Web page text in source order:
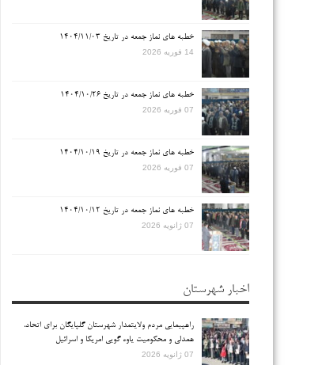
خطبه های نماز جمعه در تاریخ ۱۴۰۴/۱۱/۰۳
14 فوریه 2026
خطبه های نماز جمعه در تاریخ ۱۴۰۴/۱۰/۲۶
07 فوریه 2026
خطبه های نماز جمعه در تاریخ ۱۴۰۴/۱۰/۱۹
07 فوریه 2026
خطبه های نماز جمعه در تاریخ ۱۴۰۴/۱۰/۱۲
07 ژانویه 2026
اخبار شهرستان
راهپیمایی مردم ولایتمدار شهرستان گلپایگان برای اتحاد،
همدلی و محکومیت یاوه گویی امریکا و اسرائیل
07 ژانویه 2026